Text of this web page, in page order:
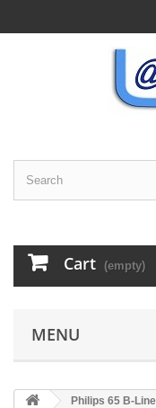
Cart (empty)
MENU
Philips 65 B-